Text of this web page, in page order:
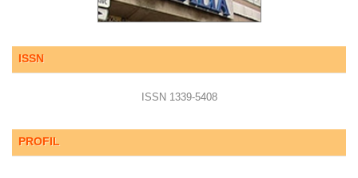
ISSN
ISSN 1339-5408
PROFIL